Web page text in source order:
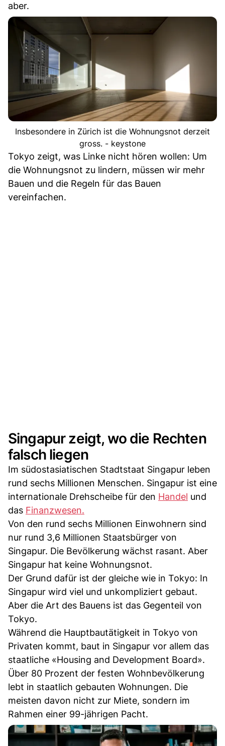
aber.
Insbesondere in Zürich ist die Wohnungsnot derzeit
gross. - keystone
Tokyo zeigt, was Linke nicht hören wollen: Um
die Wohnungsnot zu lindern, müssen wir mehr
Bauen und die Regeln für das Bauen
vereinfachen.
Singapur zeigt, wo die Rechten
falsch liegen
Im südostasiatischen Stadtstaat Singapur leben
rund sechs Millionen Menschen. Singapur ist eine
internationale Drehscheibe für den Handel und
das Finanzwesen.
Von den rund sechs Millionen Einwohnern sind
nur rund 3,6 Millionen Staatsbürger von
Singapur. Die Bevölkerung wächst rasant. Aber
Singapur hat keine Wohnungsnot.
Der Grund dafür ist der gleiche wie in Tokyo: In
Singapur wird viel und unkompliziert gebaut.
Aber die Art des Bauens ist das Gegenteil von
Tokyo.
Während die Hauptbautätigkeit in Tokyo von
Privaten kommt, baut in Singapur vor allem das
staatliche «Housing and Development Board».
Über 80 Prozent der festen Wohnbevölkerung
lebt in staatlich gebauten Wohnungen. Die
meisten davon nicht zur Miete, sondern im
Rahmen einer 99-jährigen Pacht.